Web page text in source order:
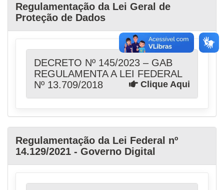
Regulamentação da Lei Geral de
Proteção de Dados
DECRETO Nº 145/2023 – GAB
REGULAMENTA A LEI FEDERAL
Nº 13.709/2018
Clique Aqui
Regulamentação da Lei Federal nº
14.129/2021 - Governo Digital